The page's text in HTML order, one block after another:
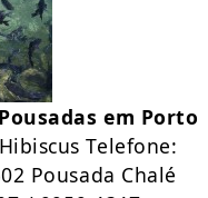
Pousadas em Porto
Telefone:
Pousada Chalé